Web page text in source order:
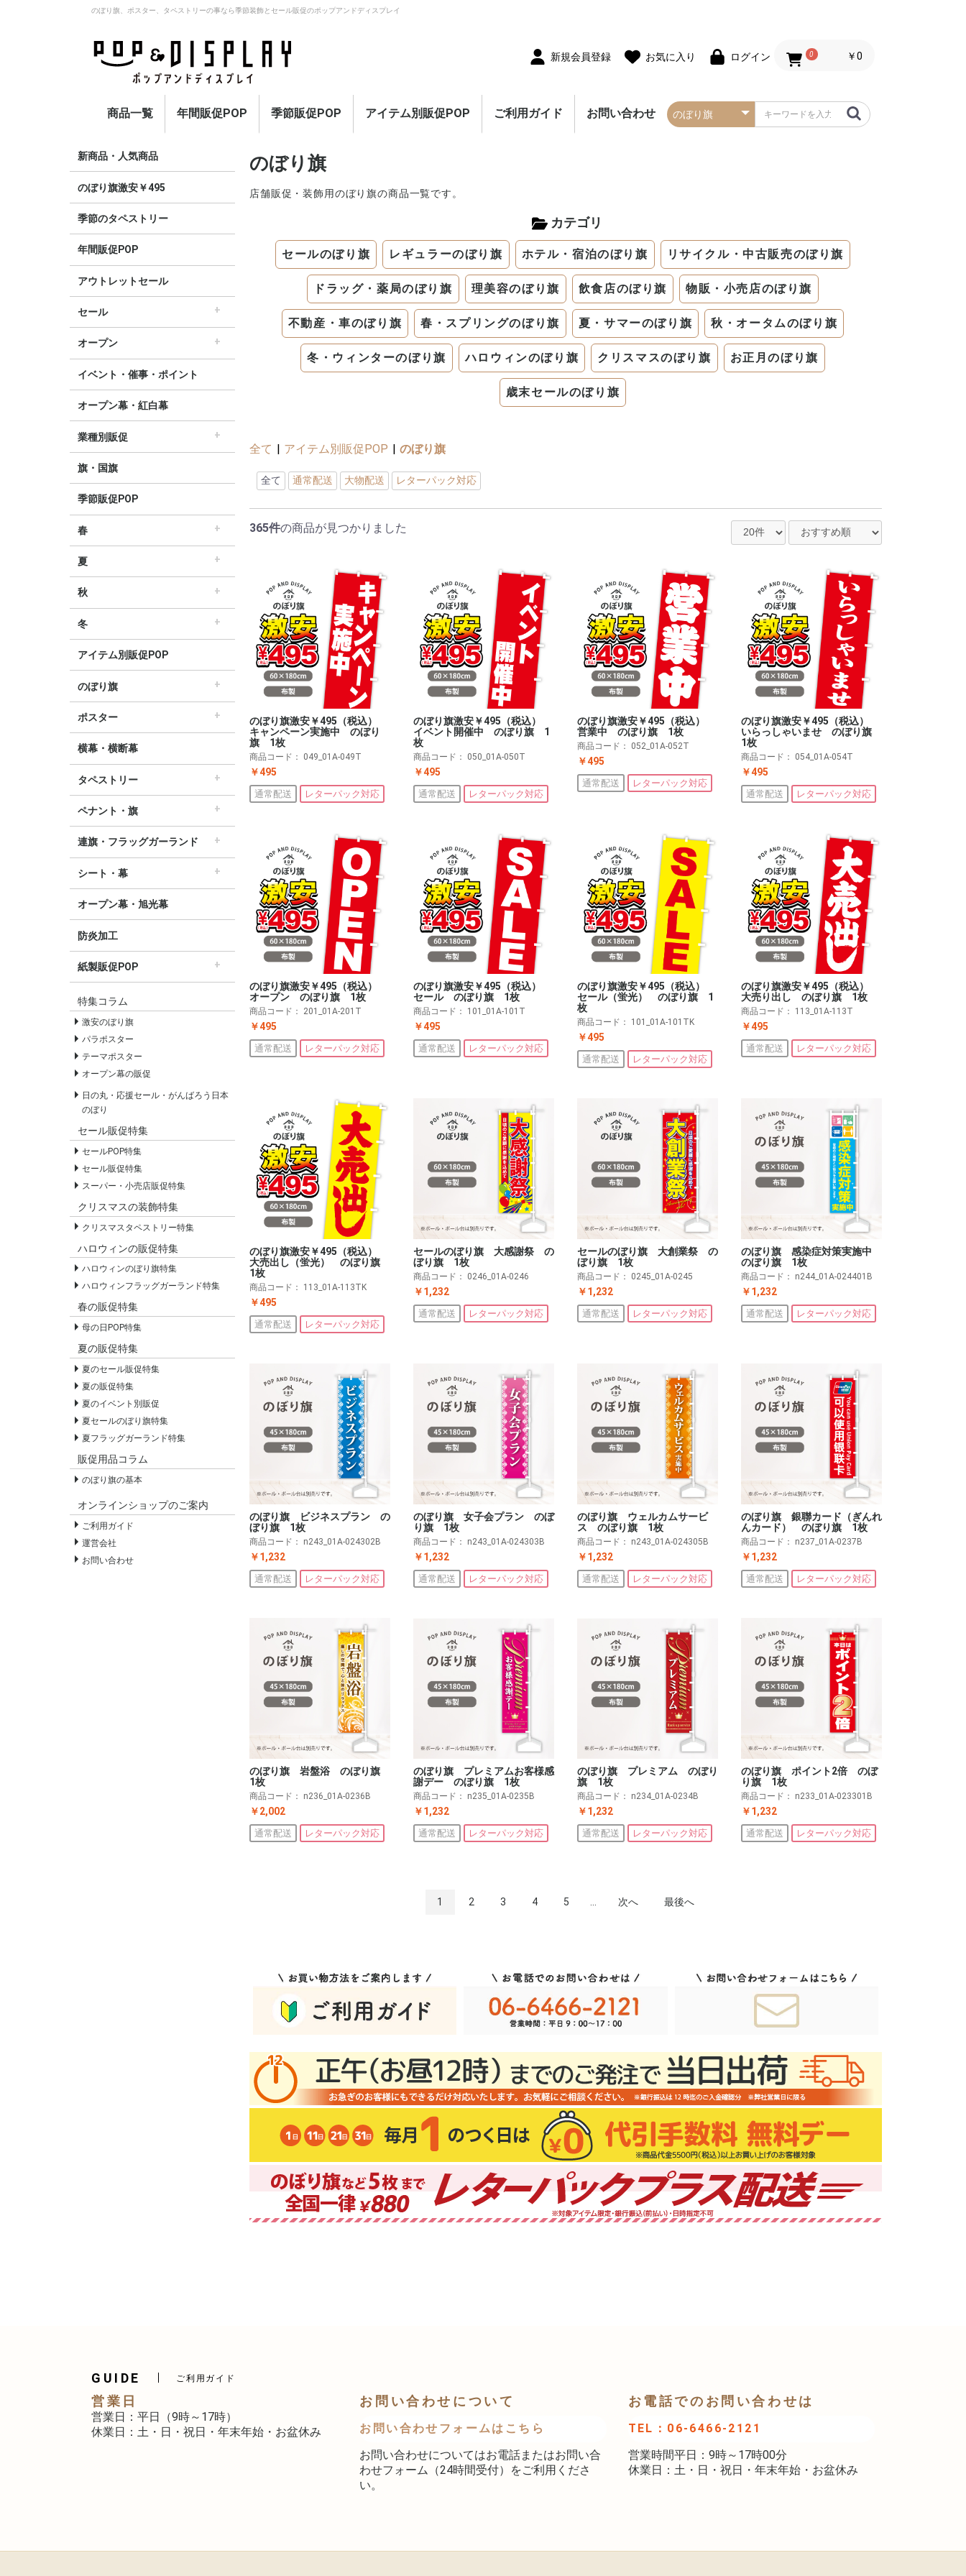
のぼり旗、ポスター、タペストリーの事なら季節装飾とセール販促のポップアンドディスプレイ
新規会員登録 お気に入り ログイン 0 ￥0
商品一覧 年間販促POP
ーズン販促
販促
季節販促POP アイテム別販促POP ご利用ガイド お問い合わせ
新商品・人気商品
のぼり旗激安￥495
季節のタペストリー
年間販促POP
アウトレットセール
セール
すべてのセール販促POP
セール・割引
∟セールのぼり旗
∟セールポスター
∟セールタペストリー
∟シンプルセール
∟プリズムセール
割引・値下げ・ＯＦＦ
創業祭・感謝祭・決算
閉店・売り尽くし
オープン
すべてのオープン販促POP
オープン・営業中
オープニングセール
リニューアルオープン
イベント・催事・ポイント
オープン幕・紅白幕
業種別販促
すべての業界別販促POP
レギュラー・オールシーズン販促
ホテル・宿泊販促
リサイクル・中古販売販促
ドラッグ薬局・薬局販促
理美容販促
飲食店販促
物販・小売店販促
不動産・車販促
旗・国旗
季節販促POP
春
すべての春の販促POP
春・スプリング
バレンタインデー・ホワイトデー
母の日・父の日
スプリングセール
夏
すべての夏の販促POP
夏・サマー
七夕
サマーセール
秋
すべての秋の販促POP
秋・オータム
ハロウィン
オータムセール
冬
すべての冬の販促POP
冬・ウィンター
クリスマス
歳末・お正月
ウィンターセール
アイテム別販促POP
のぼり旗
すべてののぼり旗
セールのぼり旗
レギュラーのぼり旗
ホテルのぼり旗
リサイクルのぼり旗
ドラッグ薬局のぼり旗
美容のぼり旗
物販のぼり旗
飲食のぼり旗
不動産・車のぼり旗
春のぼり旗
夏のぼり旗
秋のぼり旗
冬のぼり旗
ハロウィンのぼり旗
ポスター
すべてのポスター
パラポスター（横長）
テーマポスター（正方形）
変形ポスター
セールポスター
▽季節から選ぶ
∟春ポスター
∟夏ポスター
∟秋・ハロウィンポスター
∟冬・お正月・初売りポスター
∟クリスマスポスター
∟バレンタインポスター
横幕・横断幕
タペストリー
すべてのタペストリー
防炎加工タペストリー（90×180cm）
∟春タペストリー
∟夏タペストリー
∟秋・ハロウィンタペストリー
∟冬・クリスマスタペストリー
∟お正月タペストリー
∟バレンタインデータペストリー
60cm幅タペストリー
45cm幅タペストリー
ワイドタペストリー
ペナント・旗
すべてのペナント・旗
ペナント
ビッグペナント
連旗・フラッグガーランド
すべての連旗・フラッグ
連続ペナント
フラッグガーランド
ウェーブペナント他
シート・幕
すべてのシート・幕
シート・ワゴン幕
テーブルクロス
デコレーションリボン
オープン幕・旭光幕
防炎加工
紙製販促POP
すべての紙製販促POP
セールPOP
特集コラム
激安のぼり旗
パラポスター
テーマポスター
オープン幕の販促
日の丸・応援セール・がんばろう日本
のぼり
セール販促特集
セールPOP特集
セール販促特集
スーパー・小売店販促特集
クリスマスの装飾特集
クリスマスタペストリー特集
ハロウィンの販促特集
ハロウィンのぼり旗特集
ハロウィンフラッグガーランド特集
春の販促特集
母の日POP特集
夏の販促特集
夏のセール販促特集
夏の販促特集
夏のイベント別販促
夏セールのぼり旗特集
夏フラッグガーランド特集
販促用品コラム
のぼり旗の基本
オンラインショップのご案内
ご利用ガイド
運営会社
お問い合わせ
のぼり旗
店舗販促・装飾用のぼり旗の商品一覧です。
カテゴリ
セールのぼり旗 レギュラーのぼり旗 ホテル・宿泊のぼり旗 リサイクル・中古販売のぼり旗
ドラッグ・薬局のぼり旗 理美容のぼり旗 飲食店のぼり旗 物販・小売店のぼり旗
不動産・車のぼり旗 春・スプリングのぼり旗 夏・サマーのぼり旗 秋・オータムのぼり旗
冬・ウィンターのぼり旗 ハロウィンのぼり旗 クリスマスのぼり旗 お正月のぼり旗
歳末セールのぼり旗
全て | アイテム別販促POP | のぼり旗
全て 通常配送 大物配送 レターパック対応
365件の商品が見つかりました
のぼり旗激安￥495（税込）
キャンペーン実施中 のぼり
旗 1枚
商品コード： 049_01A-049T
￥495
通常配送 レターパック対応
のぼり旗激安￥495（税込）
イベント開催中 のぼり旗 1
枚
商品コード： 050_01A-050T
￥495
通常配送 レターパック対応
のぼり旗激安￥495（税込）
営業中 のぼり旗 1枚
商品コード： 052_01A-052T
￥495
通常配送 レターパック対応
のぼり旗激安￥495（税込）
いらっしゃいませ のぼり旗
1枚
商品コード： 054_01A-054T
￥495
通常配送 レターパック対応
のぼり旗激安￥495（税込）
オープン のぼり旗 1枚
商品コード： 201_01A-201T
￥495
通常配送 レターパック対応
のぼり旗激安￥495（税込）
セール のぼり旗 1枚
商品コード： 101_01A-101T
￥495
通常配送 レターパック対応
のぼり旗激安￥495（税込）
セール（蛍光） のぼり旗 1
枚
商品コード： 101_01A-101TK
￥495
通常配送 レターパック対応
のぼり旗激安￥495（税込）
大売り出し のぼり旗 1枚
商品コード： 113_01A-113T
￥495
通常配送 レターパック対応
のぼり旗激安￥495（税込）
大売出し（蛍光） のぼり旗
1枚
商品コード： 113_01A-113TK
￥495
通常配送 レターパック対応
セールのぼり旗 大感謝祭 の
ぼり旗 1枚
商品コード： 0246_01A-0246
￥1,232
通常配送 レターパック対応
セールのぼり旗 大創業祭 の
ぼり旗 1枚
商品コード： 0245_01A-0245
￥1,232
通常配送 レターパック対応
のぼり旗 感染症対策実施中
のぼり旗 1枚
商品コード： n244_01A-024401B
￥1,232
通常配送 レターパック対応
のぼり旗 ビジネスプラン の
ぼり旗 1枚
商品コード： n243_01A-024302B
￥1,232
通常配送 レターパック対応
のぼり旗 女子会プラン のぼ
り旗 1枚
商品コード： n243_01A-024303B
￥1,232
通常配送 レターパック対応
のぼり旗 ウェルカムサービ
ス のぼり旗 1枚
商品コード： n243_01A-024305B
￥1,232
通常配送 レターパック対応
のぼり旗 銀聯カード（ぎんれ
んカード） のぼり旗 1枚
商品コード： n237_01A-0237B
￥1,232
通常配送 レターパック対応
のぼり旗 岩盤浴 のぼり旗
1枚
商品コード： n236_01A-0236B
￥2,002
通常配送 レターパック対応
のぼり旗 プレミアムお客様感
謝デー のぼり旗 1枚
商品コード： n235_01A-0235B
￥1,232
通常配送 レターパック対応
のぼり旗 プレミアム のぼり
旗 1枚
商品コード： n234_01A-0234B
￥1,232
通常配送 レターパック対応
のぼり旗 ポイント2倍 のぼ
り旗 1枚
商品コード： n233_01A-023301B
￥1,232
通常配送 レターパック対応
1 2 3 4 5 次へ 最後へ
GUIDE ご利用ガイド
営業日
営業日：平日（9時～17時）
休業日：土・日・祝日・年末年始・お盆休み
お問い合わせについて
お問い合わせフォームはこちら
お問い合わせについてはお電話またはお問い合
わせフォーム（24時間受付）をご利用くださ
い。
お電話でのお問い合わせは
TEL：06-6466-2121
営業時間平日：9時～17時00分
休業日：土・日・祝日・年末年始・お盆休み